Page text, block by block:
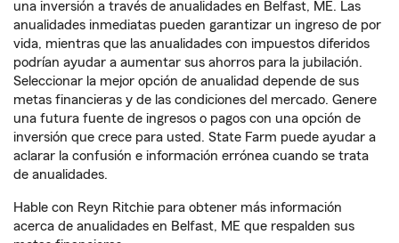
una inversión a través de anualidades en Belfast, ME. Las
anualidades inmediatas pueden garantizar un ingreso de por
vida, mientras que las anualidades con impuestos diferidos
podrían ayudar a aumentar sus ahorros para la jubilación.
Seleccionar la mejor opción de anualidad depende de sus
metas financieras y de las condiciones del mercado. Genere
una futura fuente de ingresos o pagos con una opción de
inversión que crece para usted. State Farm puede ayudar a
aclarar la confusión e información errónea cuando se trata
de anualidades.
Hable con Reyn Ritchie para obtener más información
acerca de anualidades en Belfast, ME que respalden sus